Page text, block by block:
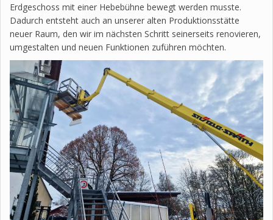
Erdgeschoss mit einer Hebebühne bewegt werden musste.
Dadurch entsteht auch an unserer alten Produktionsstätte
neuer Raum, den wir im nächsten Schritt seinerseits renovieren,
umgestalten und neuen Funktionen zuführen möchten.